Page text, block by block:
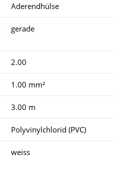
Aderendhülse
gerade
2.00
1.00 mm²
3.00 m
Polyvinylchlorid (PVC)
weiss